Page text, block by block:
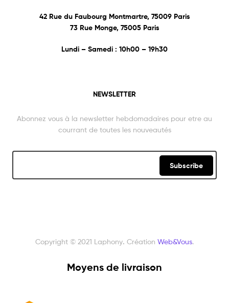
42 Rue du Faubourg Montmartre, 75009 Paris
73 Rue Monge, 75005 Paris
Lundi – Samedi : 10h00 – 19h30
NEWSLETTER
Abonnez vous à la newsletter hebdomadaires pour etre au
courrant de toutes les nouveautés
Subscribe
Copyright © 2021 Laphony. Création Web&Vous.
Moyens de livraison